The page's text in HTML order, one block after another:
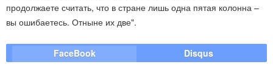
продолжаете считать, что в стране лишь одна пятая колонна –
вы ошибаетесь. Отныне их две".
FaceBook Disqus